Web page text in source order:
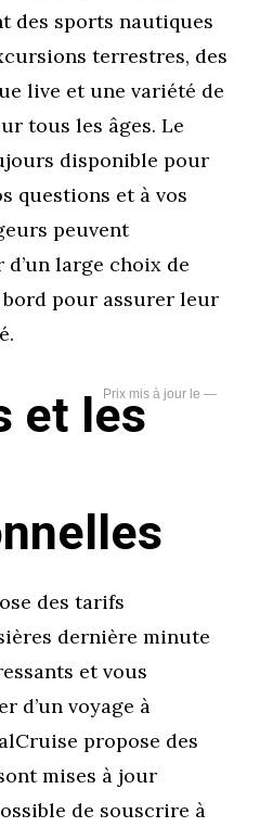
des sports nautiques
terrestres, des
live et une variété de
tous les âges. Le
disponible pour
questions et à vos
peuvent
large choix de
pour assurer leur
—
et les
des tarifs
dernière minute
et vous
d’un voyage à
propose des
mises à jour
de souscrire à